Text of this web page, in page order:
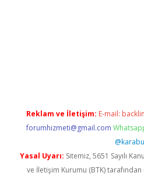
Reklam ve İletişim: E-mail:
forumhizmeti@gmail.com
Yasal Uyarı: Sitemiz, 5651 Sayılı
ve İletişim Kurumu (BTK) tarafından